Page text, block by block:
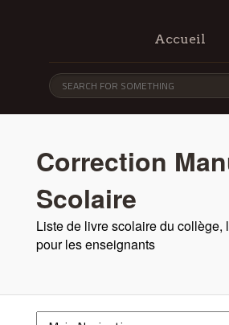
Accueil
Correction
Scolaire
Liste de livre scolaire du collège,
pour les enseignants